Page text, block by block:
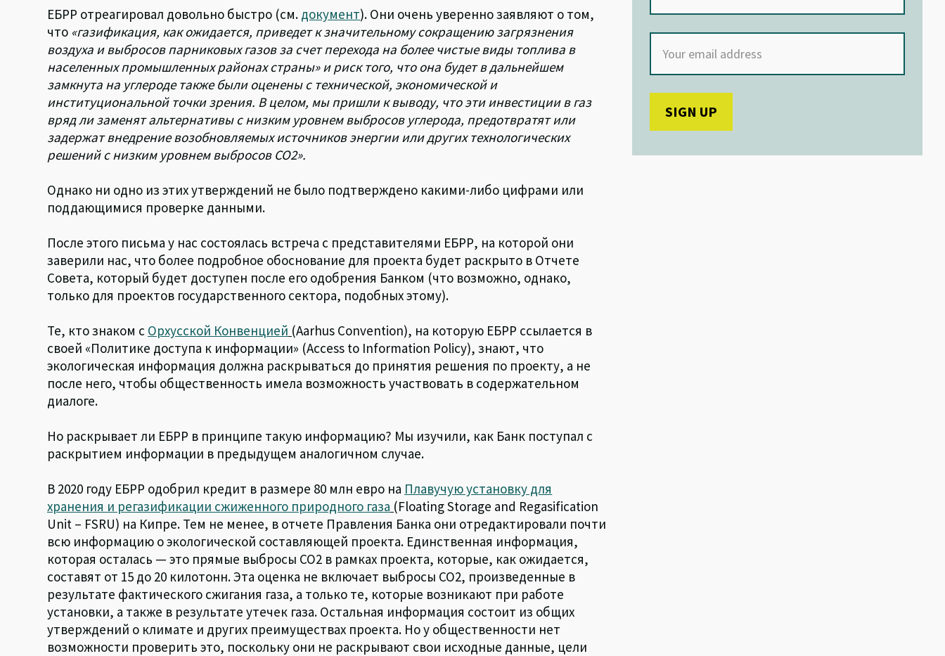
ЕБРР отреагировал довольно быстро (см. документ). Они очень уверенно заявляют о том,
что «газификация, как ожидается, приведет к значительному сокращению загрязнения
воздуха и выбросов парниковых газов за счет перехода на более чистые виды топлива в
населенных промышленных районах страны» и риск того, что она будет в дальнейшем
замкнута на углероде также были оценены с технической, экономической и
институциональной точки зрения. В целом, мы пришли к выводу, что эти инвестиции в газ
вряд ли заменят альтернативы с низким уровнем выбросов углерода, предотвратят или
задержат внедрение возобновляемых источников энергии или других технологических
решений с низким уровнем выбросов СО2».
Однако ни одно из этих утверждений не было подтверждено какими-либо цифрами или
поддающимися проверке данными.
После этого письма у нас состоялась встреча с представителями ЕБРР, на которой они
заверили нас, что более подробное обоснование для проекта будет раскрыто в Отчете
Совета, который будет доступен после его одобрения Банком (что возможно, однако,
только для проектов государственного сектора, подобных этому).
Те, кто знаком с Орхусской Конвенцией (Aarhus Convention), на которую ЕБРР ссылается в
своей «Политике доступа к информации» (Access to Information Policy), знают, что
экологическая информация должна раскрываться до принятия решения по проекту, а не
после него, чтобы общественность имела возможность участвовать в содержательном
диалоге.
Но раскрывает ли ЕБРР в принципе такую информацию? Мы изучили, как Банк поступал с
раскрытием информации в предыдущем аналогичном случае.
В 2020 году ЕБРР одобрил кредит в размере 80 млн евро на Плавучую установку для
хранения и регазификации сжиженного природного газа (Floating Storage and Regasification
Unit – FSRU) на Кипре. Тем не менее, в отчете Правления Банка они отредактировали почти
всю информацию о экологической составляющей проекта. Единственная информация,
которая осталась — это прямые выбросы CO2 в рамках проекта, которые, как ожидается,
составят от 15 до 20 килотонн. Эта оценка не включает выбросы CO2, произведенные в
результате фактического сжигания газа, а только те, которые возникают при работе
установки, а также в результате утечек газа. Остальная информация состоит из общих
утверждений о климате и других преимуществах проекта. Но у общественности нет
возможности проверить это, поскольку они не раскрывают свои исходные данные, цели